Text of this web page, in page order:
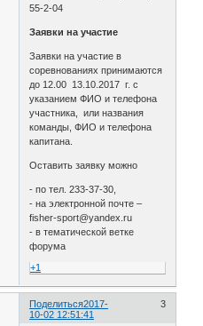
55-2-04
Заявки на участие
Заявки на участие в
соревнованиях принимаются
до 12.00 13.10.2017 г. с
указанием ФИО и телефона
участника, или названия
команды, ФИО и телефона
капитана.
Оставить заявку можно
- по тел. 233-37-30,
- на электронной почте –
fisher-sport@yandex.ru
- в тематической ветке
форума
+1
Поделиться 3
2017-
10-02 12:51:41